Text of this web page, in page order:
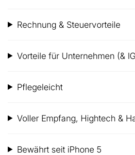
Rechnung & Steuervorteile
Vorteile für Unternehmen (&
Pflegeleicht
Voller Empfang, Hightech &
Bewährt seit iPhone 5